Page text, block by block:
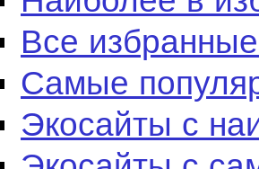
Все
Самые
Экосайты с